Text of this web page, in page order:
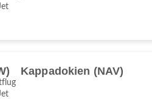
Kappadokien (NAV)